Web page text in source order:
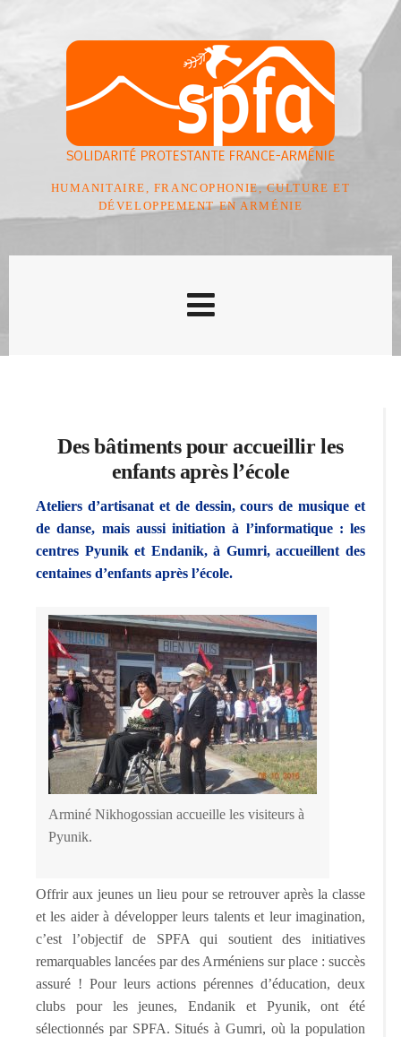
HUMANITAIRE, FRANCOPHONIE, CULTURE ET
DÉVELOPPEMENT EN ARMÉNIE
Des bâtiments pour accueillir les
enfants après l’école
Ateliers d’artisanat et de dessin, cours de musique et
de danse, mais aussi initiation à l’informatique : les
centres Pyunik et Endanik, à Gumri, accueillent des
centaines d’enfants après l’école.
Arminé Nikhogossian accueille les visiteurs à
Pyunik.
Offrir aux jeunes un lieu pour se retrouver après la classe
et les aider à développer leurs talents et leur imagination,
c’est l’objectif de SPFA qui soutient des initiatives
remarquables lancées par des Arméniens sur place : succès
assuré ! Pour leurs actions pérennes d’éducation, deux
clubs pour les jeunes, Endanik et Pyunik, ont été
sélectionnés par SPFA. Situés à Gumri, où la population